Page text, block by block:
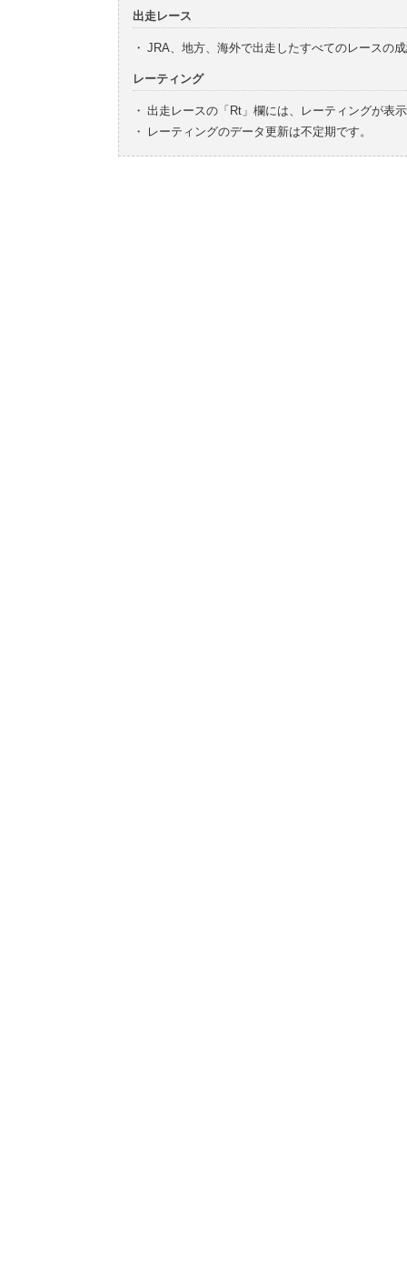
出走レース
・ JRA、地方、海外で出走したすべてのレースの
レーティング
・ 出走レースの「Rt」欄には、レーティングが表
・
レーティングのデータ更新は不定期です。